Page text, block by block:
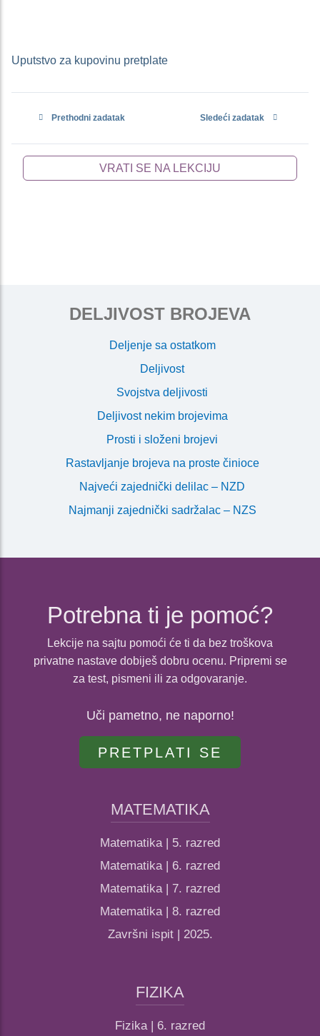
Uputstvo za kupovinu pretplate
Prethodni zadatak Sledeći zadatak
VRATI SE NA LEKCIJU
DELJIVOST BROJEVA
Deljenje sa ostatkom
Deljivost
Svojstva deljivosti
Deljivost nekim brojevima
Prosti i složeni brojevi
Rastavljanje brojeva na proste činioce
Najveći zajednički delilac – NZD
Najmanji zajednički sadržalac – NZS
Potrebna ti je pomoć?
Lekcije na sajtu pomoći će ti da bez troškova
privatne nastave dobiješ dobru ocenu. Pripremi se
za test, pismeni ili za odgovaranje.
Uči pametno, ne naporno!
PRETPLATI SE
MATEMATIKA
Matematika | 5. razred
Matematika | 6. razred
Matematika | 7. razred
Matematika | 8. razred
Završni ispit | 2025.
FIZIKA
Fizika | 6. razred